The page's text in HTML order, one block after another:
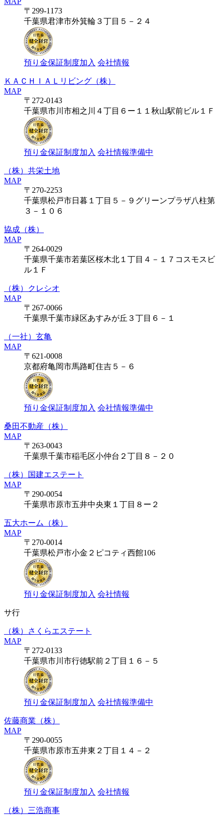
〒299-1173
千葉県君津市外箕輪３丁目５－２４
預り金保証制度加入 会社情報
ＫＡＣＨＩＡＬリビング（株）
MAP
〒272-0143
千葉県市川市相之川４丁目６ー１１秋山駅前ビル１Ｆ
預り金保証制度加入 会社情報準備中
（株）共栄土地
MAP
〒270-2253
千葉県松戸市日暮１丁目５－９グリーンプラザ八柱第
３－１０６
協成（株）
MAP
〒264-0029
千葉県千葉市若葉区桜木北１丁目４－１７コスモスビ
ル１Ｆ
（株）クレシオ
MAP
〒267-0066
千葉県千葉市緑区あすみが丘３丁目６－１
（一社）玄亀
MAP
〒621-0008
京都府亀岡市馬路町住吉５－６
預り金保証制度加入 会社情報準備中
桑田不動産（株）
MAP
〒263-0043
千葉県千葉市稲毛区小仲台２丁目８－２０
（株）国建エステート
MAP
〒290-0054
千葉県市原市五井中央東１丁目８ー２
五大ホーム（株）
MAP
〒270-0014
千葉県松戸市小金２ピコティ西館106
預り金保証制度加入 会社情報
サ行
（株）さくらエステート
MAP
〒272-0133
千葉県市川市行徳駅前２丁目１６－５
預り金保証制度加入 会社情報準備中
佐藤商業（株）
MAP
〒290-0055
千葉県市原市五井東２丁目１４－２
預り金保証制度加入 会社情報
（株）三浩商事